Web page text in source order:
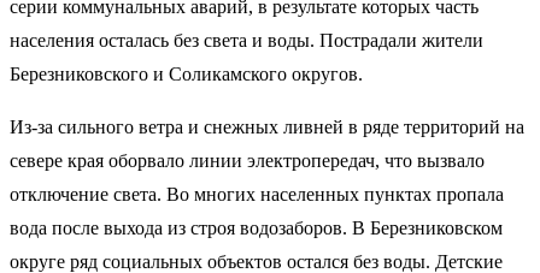
серии коммунальных аварий, в результате которых часть
населения осталась без света и воды. Пострадали жители
Березниковского и Соликамского округов.
Из-за сильного ветра и снежных ливней в ряде территорий на
севере края оборвало линии электропередач, что вызвало
отключение света. Во многих населенных пунктах пропала
вода после выхода из строя водозаборов. В Березниковском
округе ряд социальных объектов остался без воды. Детские